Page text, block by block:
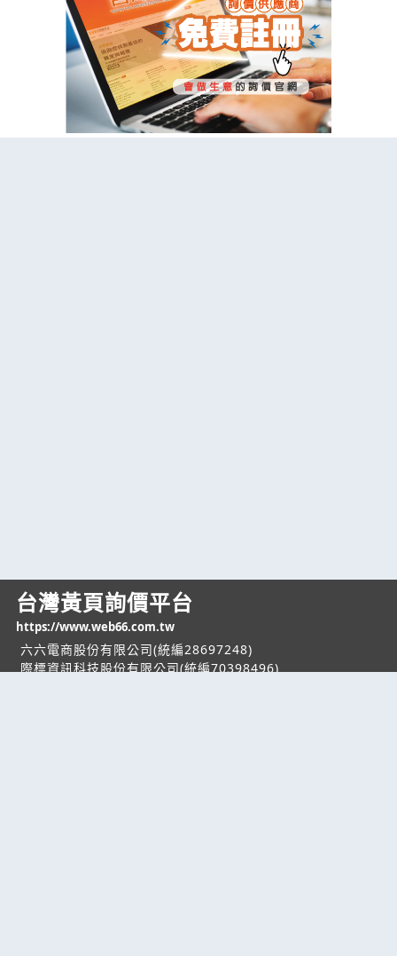
台灣黃頁詢價平台
https://www.web66.com.tw
六六電商股份有限公司(統編28697248)
際標資訊科技股份有限公司(統編70398496)